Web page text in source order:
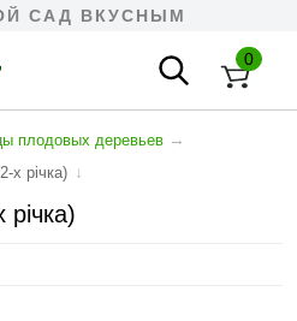
САД ВКУСНЫМ
0
плодовых деревьев →
х річка) ↓